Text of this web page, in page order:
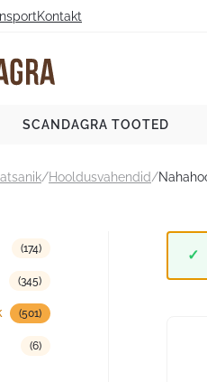
Kontakt
SCANDAGRA TOOTED
/Hooldusvahendid/
(174)
(345)
(501)
(6)